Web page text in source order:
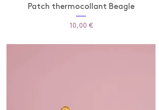
Patch thermocollant Beagle
Prix
10,00 €